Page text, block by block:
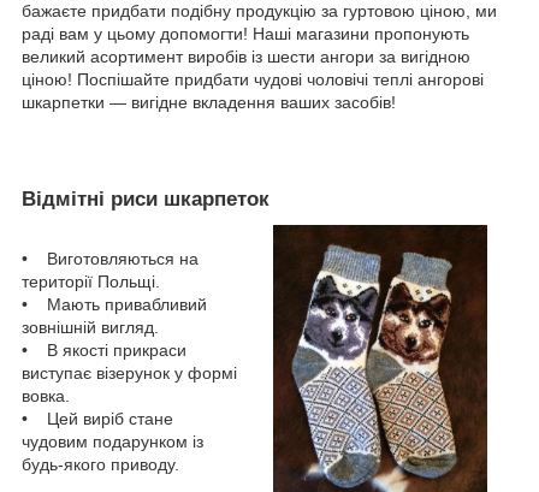
бажаєте придбати подібну продукцію за гуртовою ціною, ми
раді вам у цьому допомогти! Наші магазини пропонують
великий асортимент виробів із шести ангори за вигідною
ціною! Поспішайте придбати чудові чоловічі теплі ангорові
шкарпетки — вигідне вкладення ваших засобів!
Відмітні риси шкарпеток
• Виготовляються на
території Польщі.
• Мають привабливий
зовнішній вигляд.
• В якості прикраси
виступає візерунок у формі
вовка.
• Цей виріб стане
чудовим подарунком із
будь-якого приводу.